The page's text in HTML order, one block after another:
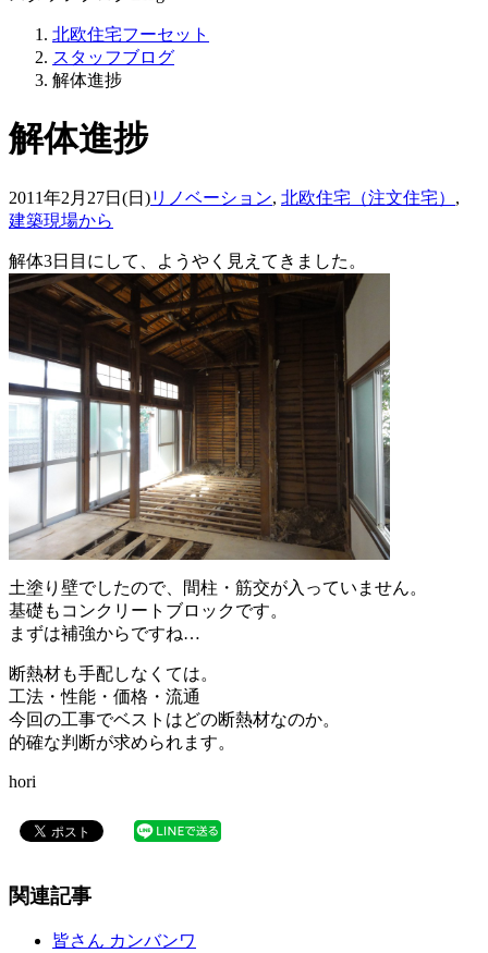
北欧住宅フーセット
スタッフブログ
解体進捗
解体進捗
2011年2月27日(日)リノベーション, 北欧住宅（注文住宅） ,
建築現場から
解体3日目にして、ようやく見えてきました。
土塗り壁でしたので、間柱・筋交が入っていません。
基礎もコンクリートブロックです。
まずは補強からですね…
断熱材も手配しなくては。
工法・性能・価格・流通
今回の工事でベストはどの断熱材なのか。
的確な判断が求められます。
hori
関連記事
皆さん カンバンワ